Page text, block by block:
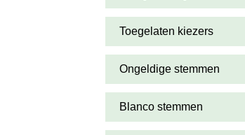
Toegelaten kiezers
Ongeldige stemmen
Blanco stemmen